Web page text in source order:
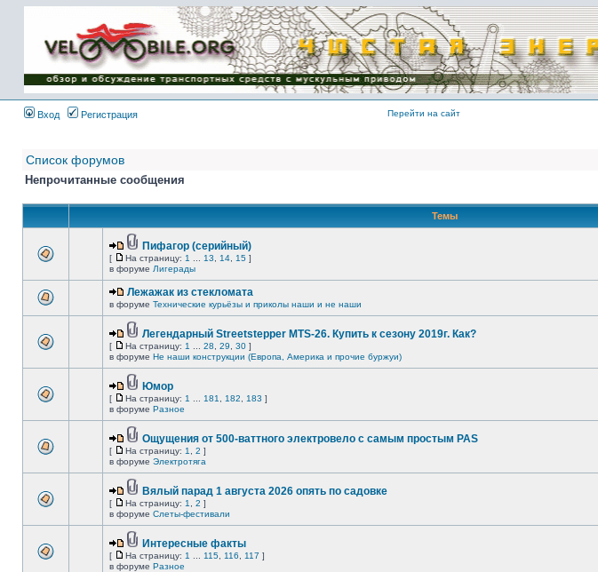
Имя пользователя:
Пароль:
{ LOG_ME_IN_SHORT
}
Вход Регистрация Перейти на сайт
Список форумов
Непрочитанные сообщения
Темы
Пифагор (серийный)
[ На страницу: 1 13 14 15 ]
в форуме Лигерады
Лежажак из стекломата
в форуме Технические курьёзы и приколы наши и не наши
Легендарный Streetstepper MTS-26. Купить к сезону 2019г. Как?
[ На страницу: 1 28 29 30 ]
в форуме Не наши конструкции (Европа, Америка и прочие буржуи)
Юмор
[ На страницу: 1 181 182 183 ]
в форуме Разное
Ощущения от 500-ваттного электровело с самым простым PAS
[ На страницу: 1 2 ]
в форуме Электротяга
Вялый парад 1 августа 2026 опять по садовке
[ На страницу: 1 2 ]
в форуме Слеты-фестивали
Интересные факты
[ На страницу: 1 115 116 117 ]
в форуме Разное